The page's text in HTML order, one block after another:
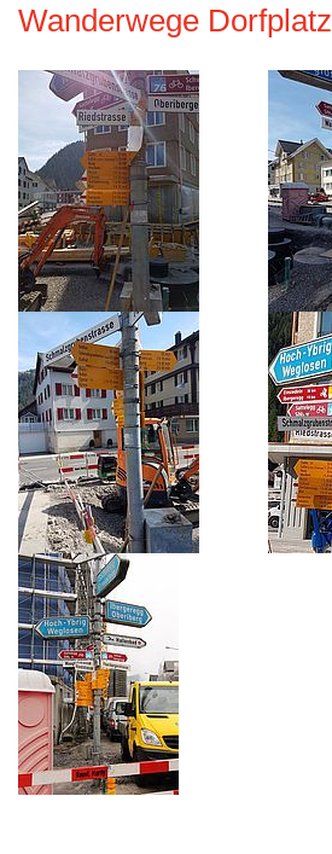
Wanderwege Dorfplatz